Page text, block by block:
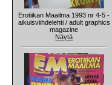
Erotiikan Maailma 1993 nr 4-5 -
aikuisviihdelehti / adult graphics
magazine
Näytä